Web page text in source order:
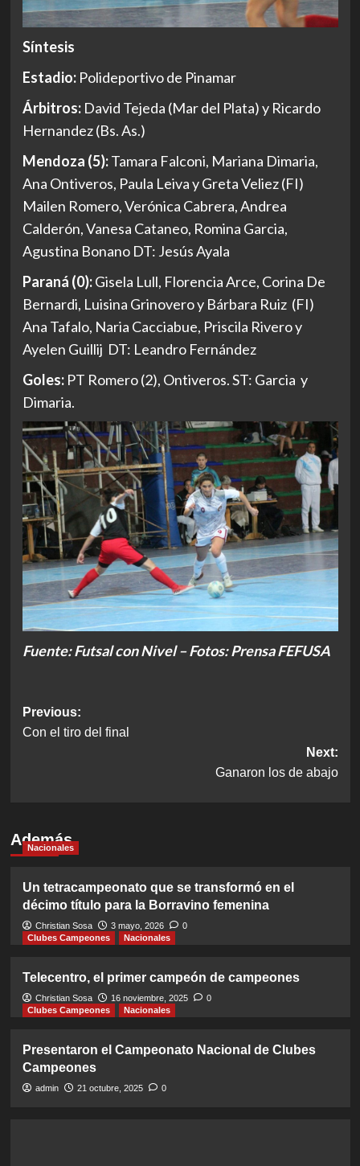
Síntesis
Estadio:Polideportivo de Pinamar
Árbitros:David Tejeda (Mar del Plata) y Ricardo
Hernandez (Bs. As.)
Mendoza (5):Tamara Falconi, Mariana Dimaria,
Ana Ontiveros, Paula Leiva y Greta Veliez (FI)
Mailen Romero, Verónica Cabrera, Andrea
Calderón, Vanesa Cataneo, Romina Garcia,
Agustina Bonano DT: Jesús Ayala
Paraná (0):Gisela Lull, Florencia Arce, Corina De
Bernardi, Luisina Grinovero y Bárbara Ruiz (FI)
Ana Tafalo, Naria Cacciabue, Priscila Rivero y
Ayelen Guillij DT: Leandro Fernández
Goles:PT Romero (2), Ontiveros. ST: Garcia y
Dimaria.
Fuente: Futsal con Nivel –Fotos: Prensa FEFUSA
Post
navigation
Previous:
Con el tiro del final
Next:
Ganaron los de abajo
Además
Nacionales
Un tetracampeonato que se transformó en el
décimo título para la Borravino femenina
Christian Sosa 3 mayo, 2026
0
Clubes Campeones
Nacionales
Telecentro, el primer campeón de campeones
Christian Sosa 16 noviembre, 2025
0
Clubes Campeones
Nacionales
Presentaron el Campeonato Nacional de Clubes
Campeones
admin 21 octubre, 2025 0